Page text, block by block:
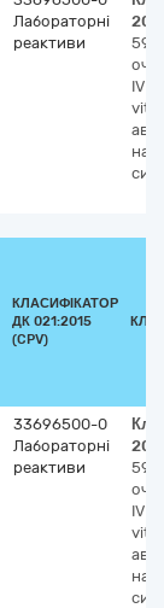
Лабораторні
реактиви
IVD
КЛАСИФІКАТОР
ДК 021:2015
(CPV)
33696500-0
Лабораторні
реактиви
IVD